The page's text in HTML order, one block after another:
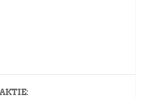
AKTIE: